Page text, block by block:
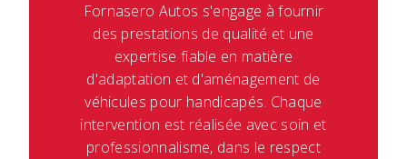
Fornasero Autos s'engage à fournir
des prestations de qualité et une
expertise fiable en matière
d'adaptation et d'aménagement de
véhicules pour handicapés. Chaque
intervention est réalisée avec soin et
professionnalisme, dans le respect